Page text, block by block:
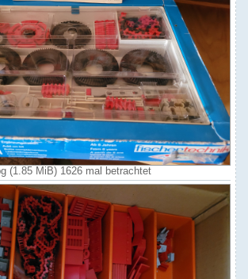
(1.85 MiB) 1626 mal betrachtet